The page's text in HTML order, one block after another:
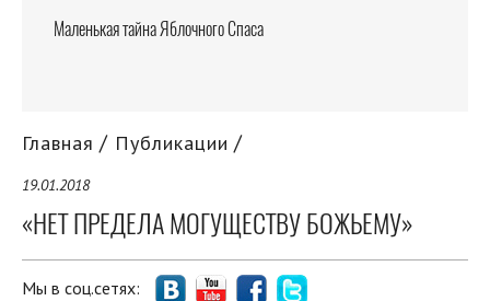
Маленькая тайна Яблочного Спаса
Главная Публикации
19.01.2018
«НЕТ ПРЕДЕЛА МОГУЩЕСТВУ БОЖЬЕМУ»
Мы в соц.сетях: